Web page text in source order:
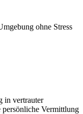
ohne Stress
in vertrauter
Vermittlung